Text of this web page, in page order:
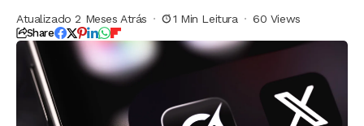
Atualizado 2 Meses Atrás 1 Min Leitura 60 Views
Share